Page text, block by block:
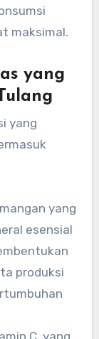
maksimal.
yang
yang
yang
esensial
produksi